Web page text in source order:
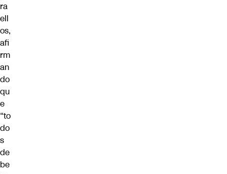
ra
ell
os,
afi
rm
an
do
qu
e
“to
do
s
de
be